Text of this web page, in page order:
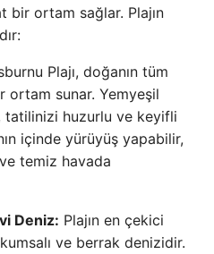
bir ortam sağlar. Plajın
Plajı, doğanın tüm
ortam sunar. Yemyeşil
tatilinizi huzurlu ve keyifli
içinde yürüyüş yapabilir,
temiz havada
Deniz: Plajın en çekici
ve berrak denizidir.